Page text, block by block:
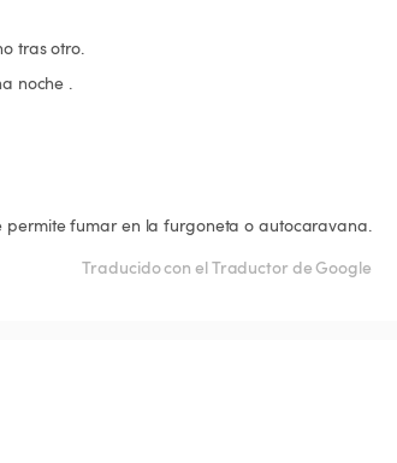
tras otro.
noche .
permite fumar en la furgoneta o autocaravana.
Traducido con el Traductor de Google